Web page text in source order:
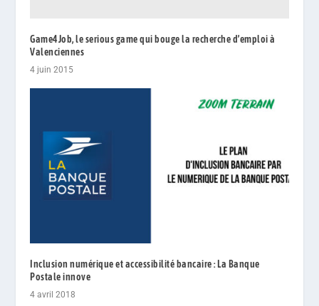
Game4Job, le serious game qui bouge la recherche d’emploi à
Valenciennes
4 juin 2015
Inclusion numérique et accessibilité bancaire : La Banque
Postale innove
4 avril 2018